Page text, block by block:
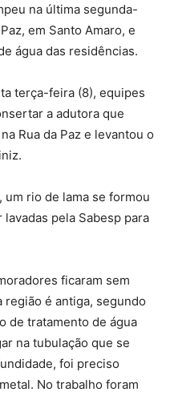
na última segunda-
em Santo Amaro, e
água das residências.
terça-feira (8), equipes
a adutora que
Rua da Paz e levantou o
um rio de lama se formou
pela Sabesp para
ficaram sem
região é antiga, segundo
de tratamento de água
na tubulação que se
foi preciso
No trabalho foram